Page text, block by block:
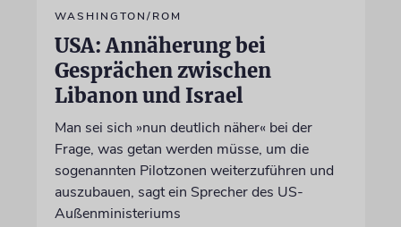
WASHINGTON/ROM
USA: Annäherung bei
Gesprächen zwischen
Libanon und Israel
Man sei sich »nun deutlich näher« bei der
Frage, was getan werden müsse, um die
sogenannten Pilotzonen weiterzuführen und
auszubauen, sagt ein Sprecher des US-
Außenministeriums